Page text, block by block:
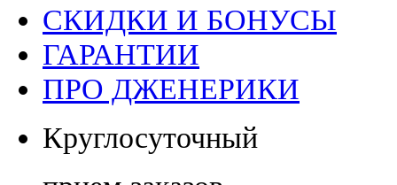
СКИДКИ И БОНУСЫ
ГАРАНТИИ
ПРО ДЖЕНЕРИКИ
Круглосуточный